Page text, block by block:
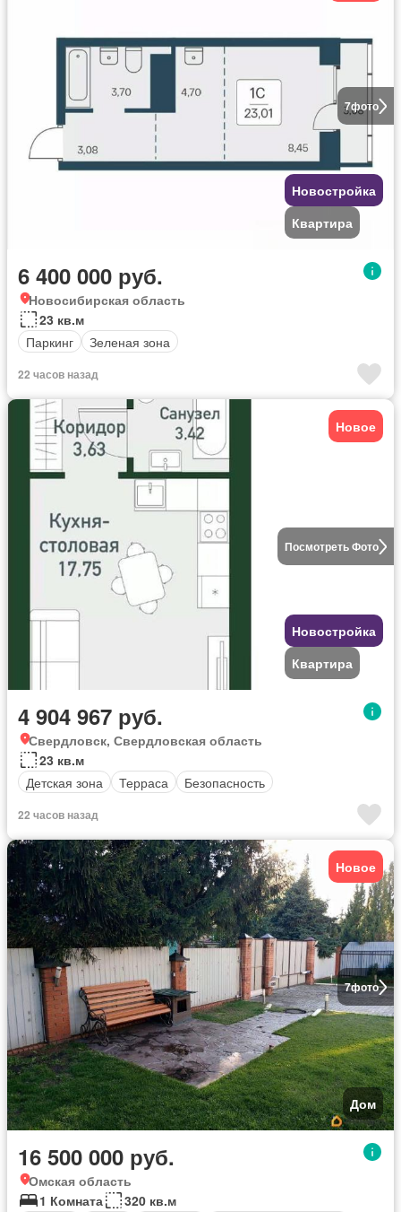
7фото
Новостройка
Квартира
6 400 000 руб.
Новосибирская область
23 кв.м
Паркинг
Зеленая зона
22 часов назад
Посмотреть Фото
Новое
Новостройка
Квартира
4 904 967 руб.
Свердловск, Свердловская область
23 кв.м
Детская зона
Терраса Безопасность
22 часов назад
7фото
Новое
Дом
16 500 000 руб.
Омская область
1 Комната
320 кв.м